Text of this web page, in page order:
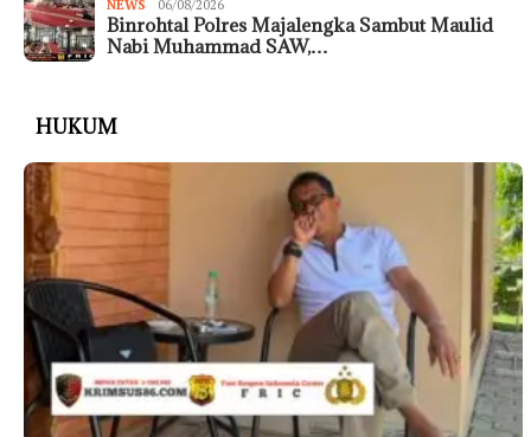
NEWS 06/08/2026
Binrohtal Polres Majalengka Sambut Maulid
Nabi Muhammad SAW,…
HUKUM